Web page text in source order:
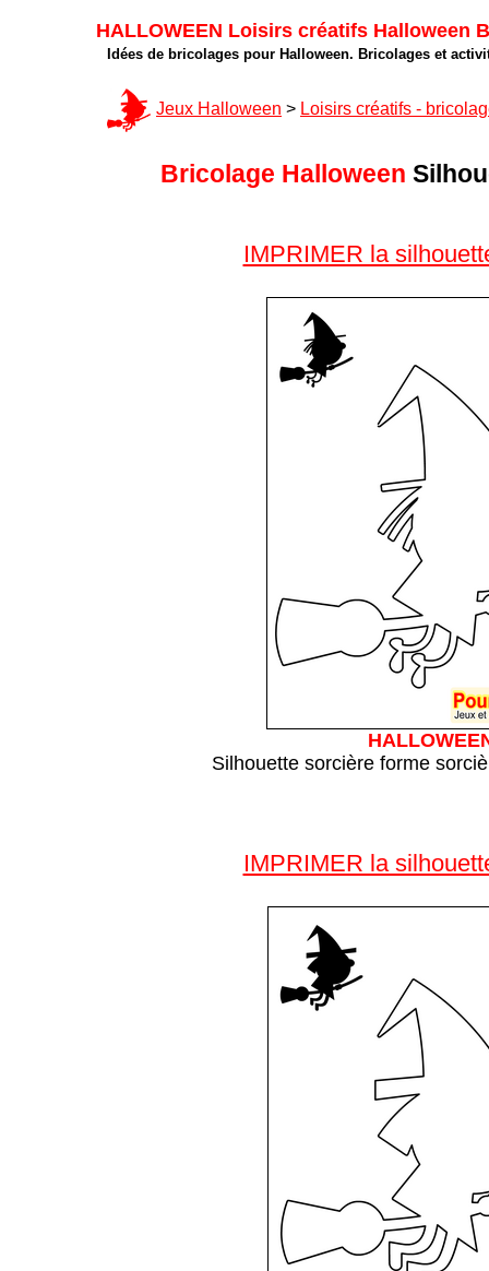
HALLOWEEN Loisirs créatifs Halloween
Idées de bricolages pour Halloween. Bricolages et
Jeux Halloween > Loisirs créatifs -
Bricolage Halloween
IMPRIMER la
Silhouette sorcière forme
IMPRIMER la